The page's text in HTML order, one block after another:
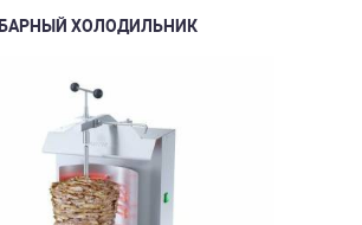
БАРНЫЙ ХОЛОДИЛЬНИК